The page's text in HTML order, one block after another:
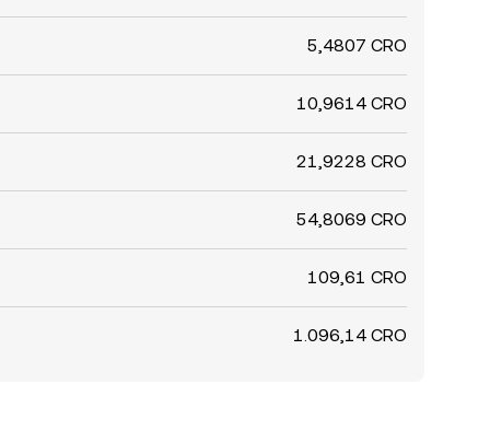
5,4807 CRO
10,9614 CRO
21,9228 CRO
54,8069 CRO
109,61 CRO
1.096,14 CRO